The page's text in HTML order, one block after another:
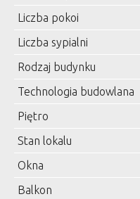
Liczba pokoi
Liczba sypialni
Rodzaj budynku
Technologia budowlana
Piętro
Stan lokalu
Okna
Balkon